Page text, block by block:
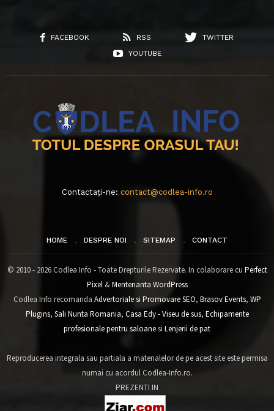
FACEBOOK RSS
TWITTER
YOUTUBE
Contactați-ne: contact@codlea-info.ro
HOME DESPRE NOI SITEMAP CONTACT
© 2010 - 2026 Codlea Info - Toate Drepturile Rezervate. In colaborare cu Perfect
Pixel&Mentenanta WordPress
Codlea Info recomanda Advertoriale si Promovare SEO, Brasov Events, WP
Plugins, Sali Nunta Romania, Casa Edy - Viseu de sus, Echipamente
profesionale pentru saloanesi Lenjerii de pat
Reproducerea integrala sau partiala a materialelor de pe acest site este permisa
numai cu acordul Codlea-Info.ro.
PREZENTI IN